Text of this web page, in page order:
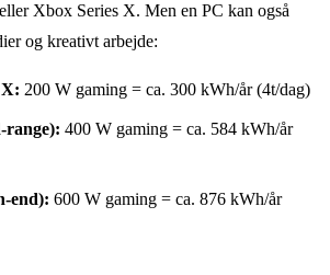
Xbox Series X. Men en PC kan også
og kreativt arbejde:
X: 200 W gaming = ca. 300 kWh/år (4t/dag)
range): 400 W gaming = ca. 584 kWh/år
end): 600 W gaming = ca. 876 kWh/år